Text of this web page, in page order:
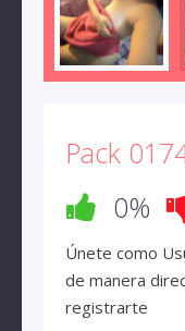
Pack
0%
Únete como
de manera
registrarte